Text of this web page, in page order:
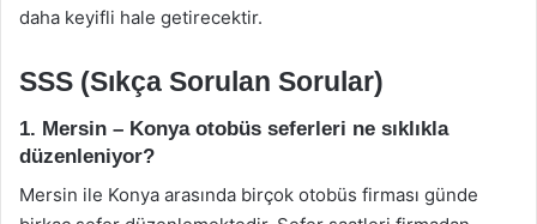
daha keyifli hale getirecektir.
SSS (Sıkça Sorulan Sorular)
1. Mersin – Konya otobüs seferleri ne sıklıkla
düzenleniyor?
Mersin ile Konya arasında birçok otobüs firması günde